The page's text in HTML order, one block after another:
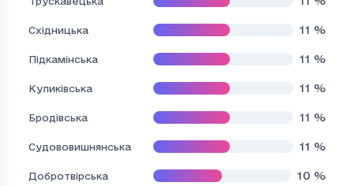
Східницька 11 %
Підкамінська 11 %
Куликівська 11 %
Бродівська 11 %
Судововишнянська 11 %
Добротвірська 10 %